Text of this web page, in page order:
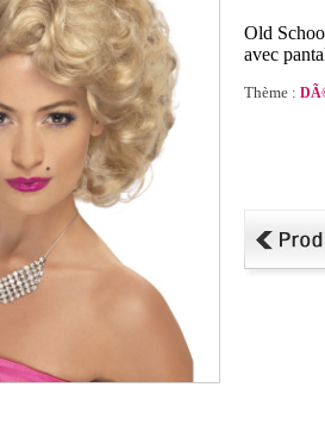
Old
avec
Thème :